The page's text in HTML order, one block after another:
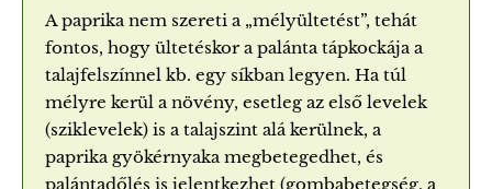
A paprika nem szereti a „mélyültetést”, tehát
fontos, hogy ültetéskor a palánta tápkockája a
talajfelszínnel kb. egy síkban legyen. Ha túl
mélyre kerül a növény, esetleg az első levelek
(sziklevelek) is a talajszint alá kerülnek, a
paprika gyökérnyaka megbetegedhet, és
palántadőlés is jelentkezhet (gombabetegség, a